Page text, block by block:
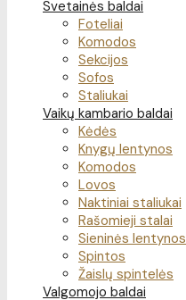
Svetainės baldai
Foteliai
Komodos
Sekcijos
Sofos
Staliukai
Vaikų kambario baldai
Kėdės
Knygų lentynos
Komodos
Lovos
Naktiniai staliukai
Rašomieji stalai
Sieninės lentynos
Spintos
Žaislų spintelės
Valgomojo baldai